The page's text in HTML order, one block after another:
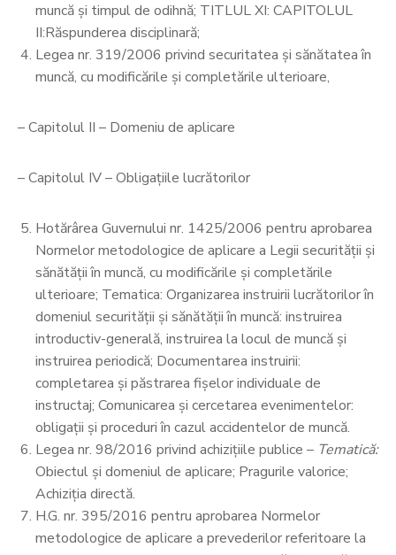
muncă şi timpul de odihnă; TITLUL XI: CAPITOLUL
II:Răspunderea disciplinară;
Legea nr. 319/2006 privind securitatea și sănătatea în
muncă, cu modificările și completările ulterioare,
– Capitolul II – Domeniu de aplicare
– Capitolul IV – Obligațiile lucrătorilor
Hotărârea Guvernului nr. 1425/2006 pentru aprobarea
Normelor metodologice de aplicare a Legii securității și
sănătății în muncă, cu modificările și completările
ulterioare; Tematica: Organizarea instruirii lucrătorilor în
domeniul securității și sănătății în muncă: instruirea
introductiv-generală, instruirea la locul de muncă și
instruirea periodică; Documentarea instruirii:
completarea și păstrarea fișelor individuale de
instructaj; Comunicarea și cercetarea evenimentelor:
obligații și proceduri în cazul accidentelor de muncă.
Legea nr. 98/2016 privind achizițiile publice – Tematică:
Obiectul și domeniul de aplicare; Pragurile valorice;
Achiziția directă.
H.G. nr. 395/2016 pentru aprobarea Normelor
metodologice de aplicare a prevederilor referitoare la